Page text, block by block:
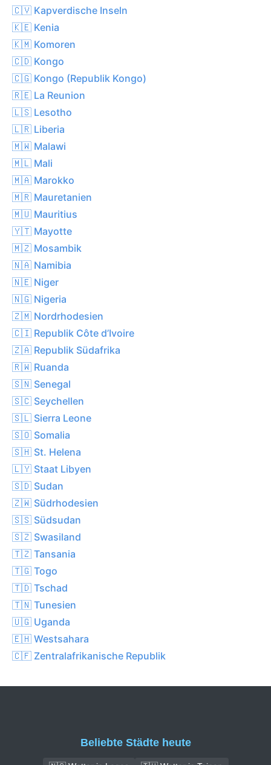
🇨🇻 Kapverdische Inseln
🇰🇪 Kenia
🇰🇲 Komoren
🇨🇩 Kongo
🇨🇬 Kongo (Republik Kongo)
🇷🇪 La Reunion
🇱🇸 Lesotho
🇱🇷 Liberia
🇲🇼 Malawi
🇲🇱 Mali
🇲🇦 Marokko
🇲🇷 Mauretanien
🇲🇺 Mauritius
🇾🇹 Mayotte
🇲🇿 Mosambik
🇳🇦 Namibia
🇳🇪 Niger
🇳🇬 Nigeria
🇿🇲 Nordrhodesien
🇨🇮 Republik Côte d’Ivoire
🇿🇦 Republik Südafrika
🇷🇼 Ruanda
🇸🇳 Senegal
🇸🇨 Seychellen
🇸🇱 Sierra Leone
🇸🇴 Somalia
🇸🇭 St. Helena
🇱🇾 Staat Libyen
🇸🇩 Sudan
🇿🇼 Südrhodesien
🇸🇸 Südsudan
🇸🇿 Swasiland
🇹🇿 Tansania
🇹🇬 Togo
🇹🇩 Tschad
🇹🇳 Tunesien
🇺🇬 Uganda
🇪🇭 Westsahara
🇨🇫 Zentralafrikanische Republik
Beliebte Städte heute